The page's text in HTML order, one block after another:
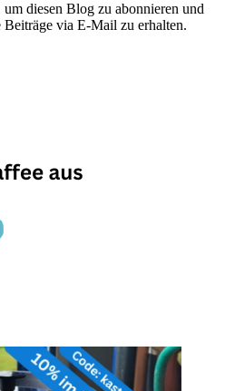
diesen Blog zu abonnieren und
via E-Mail zu erhalten.